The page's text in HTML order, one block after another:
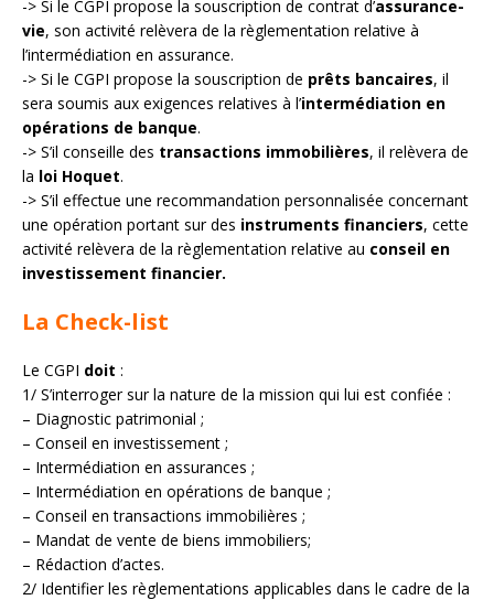
-> Si le CGPI propose la souscription de contrat d’assurance-
vie, son activité relèvera de la règlementation relative à
l’intermédiation en assurance.
-> Si le CGPI propose la souscription de prêts bancaires, il
sera soumis aux exigences relatives à l’intermédiation en
opérations de banque.
-> S’il conseille des transactions immobilières, il relèvera de
la loi Hoquet.
-> S’il effectue une recommandation personnalisée concernant
une opération portant sur des instruments financiers, cette
activité relèvera de la règlementation relative au conseil en
investissement financier.
La Check-list
Le CGPI doit :
1/ S’interroger sur la nature de la mission qui lui est confiée :
– Diagnostic patrimonial ;
– Conseil en investissement ;
– Intermédiation en assurances ;
– Intermédiation en opérations de banque ;
– Conseil en transactions immobilières ;
– Mandat de vente de biens immobiliers;
– Rédaction d’actes.
2/ Identifier les règlementations applicables dans le cadre de la